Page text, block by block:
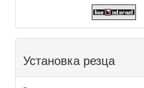
Установка резца